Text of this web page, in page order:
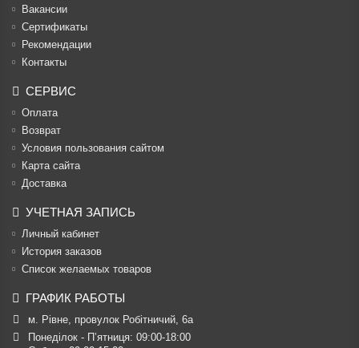
Вакансии
Cертификаты
Рекомендации
Контакты
СЕРВИС
Оплата
Возврат
Условия пользования сайтом
Карта сайта
Доставка
УЧЕТНАЯ ЗАПИСЬ
Личный кабинет
История заказов
Список желаемых товаров
ГРАФИК РАБОТЫ
м. Рівне, провулок Робітничий, 6а
Понеділок - П’ятниця: 09:00-18:00